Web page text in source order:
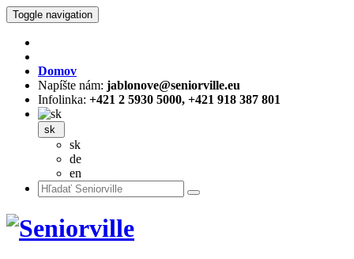
Toggle navigation
Domov
Napíšte nám: jablonove@seniorville.eu
Infolinka: +421 2 5930 5000, +421 918 387 801
sk
sk
de
en